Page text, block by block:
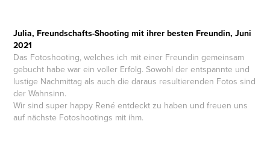
Julia, Freundschafts-Shooting mit ihrer besten Freundin, Juni
2021
Das Fotoshooting, welches ich mit einer Freundin gemeinsam
gebucht habe war ein voller Erfolg. Sowohl der entspannte und
lustige Nachmittag als auch die daraus resultierenden Fotos sind
der Wahnsinn.
Wir sind super happy René entdeckt zu haben und freuen uns
auf nächste Fotoshootings mit ihm.